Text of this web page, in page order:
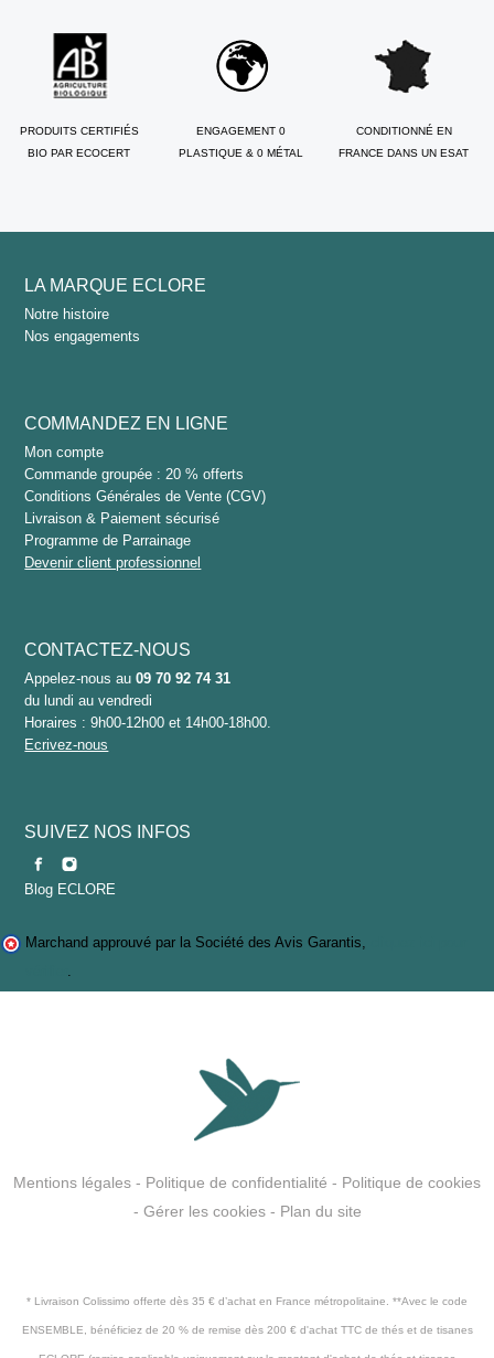
(13
PRODUITS CERTIFIÉS
BIO PAR ECOCERT
ENGAGEMENT 0
PLASTIQUE & 0 MÉTAL
CONDITIONNÉ EN
FRANCE DANS UN ESAT
LA MARQUE ECLORE
Notre histoire
Nos engagements
COMMANDEZ EN LIGNE
Mon compte
Commande groupée : 20 % offerts
Conditions Générales de Vente (CGV)
Livraison & Paiement sécurisé
Programme de Parrainage
Devenir client professionnel
CONTACTEZ-NOUS
Appelez-nous au09 70 92 74 31
du lundi au vendredi
Horaires : 9h00-12h00 et 14h00-18h00.
Ecrivez-nous
SUIVEZ NOS INFOS
Blog ECLORE
Marchand approuvé par la Société des Avis Garantis,
.
Mentions légales - Politique de confidentialité - Politique de cookies
- Gérer les cookies- Plan du site
* Livraison Colissimo offerte dès 35 € d’achat en France métropolitaine. **Avec le code
ENSEMBLE, bénéficiez de 20 % de remise dès 200 € d'achat TTC de thés et de tisanes